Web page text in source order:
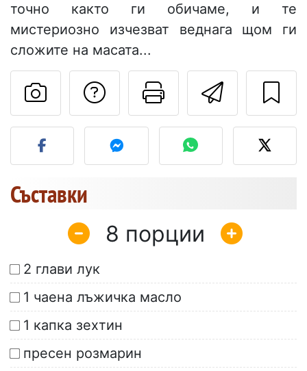
точно както ги обичаме, и те
мистериозно изчезват веднага щом ги
сложите на масата...
Да зададете
Публикувайте своя
Съставки
8
2 глави лук
1 чаена лъжичка масло
1 капка зехтин
пресен розмарин